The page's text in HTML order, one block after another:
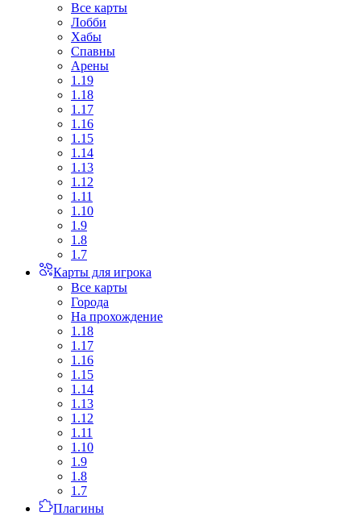
Все карты
Лобби
Хабы
Спавны
Арены
1.19
1.18
1.17
1.16
1.15
1.14
1.13
1.12
1.11
1.10
1.9
1.8
1.7
Карты для игрока
Все карты
Города
На прохождение
1.18
1.17
1.16
1.15
1.14
1.13
1.12
1.11
1.10
1.9
1.8
1.7
Плагины